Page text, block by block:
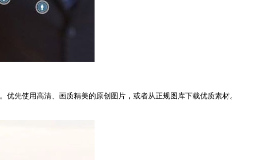
先使用高清、画质精美的原创图片，或者从正规图库下载优质素材。